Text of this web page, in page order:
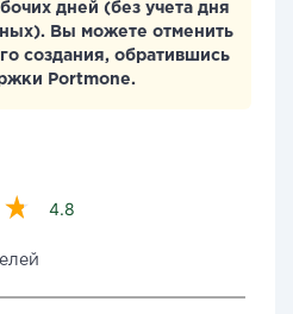
дней (без учета дня
Вы можете отменить
создания, обратившись
Portmone.
4.8